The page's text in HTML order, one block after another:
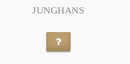
JUNGHANS